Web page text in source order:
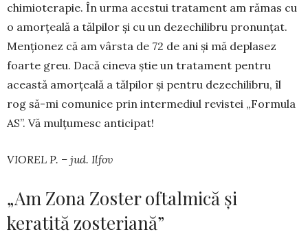
chimioterapie. În urma acestui trata­ment am rămas cu
o amorțeală a tălpilor și cu un dezechilibru pronunțat.
Menționez că am vârsta de 72 de ani și mă deplasez
foarte greu. Dacă cineva știe un tratament pentru
această amor­țeală a tălpilor și pentru dezechilibru, îl
rog să-mi comunice prin intermediul revistei „For­mula
AS”. Vă mulțumesc anticipat!
VIOREL P. – jud. Ilfov
„Am Zona Zoster oftalmică și
keratită zosteriană”